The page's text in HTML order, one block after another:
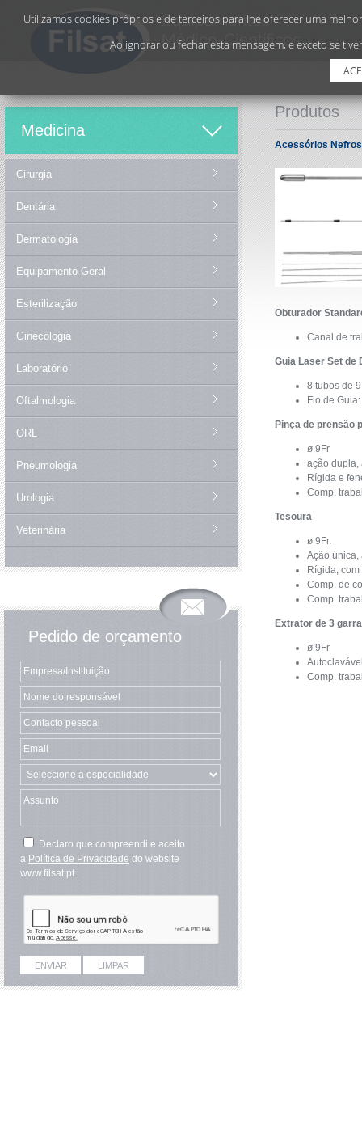
Medicina
Cirurgia
Dentária
Dermatologia
Equipamento Geral
Esterilização
Ginecologia
Laboratório
Oftalmologia
ORL
Pneumologia
Urologia
Veterinária
Pedido de orçamento
Declaro que compreendi e aceito
a Política de Privacidade do website
www.filsat.pt
Produtos
Acessórios
Obturador
Canal de
Guia Laser Set de
8 tubos de
Fio de
Pinça de prensão
ø 9Fr
ação dupla,
Rígida e
Comp.
Tesoura
ø 9Fr.
Ação única,
Rígida,
Comp. de
Comp.
Extrator de 3
ø 9Fr
Comp.
Utilizamos cookies próprios e de terceiros para lhe oferecer uma
Ao ignorar ou fechar esta mensagem, e exceto se